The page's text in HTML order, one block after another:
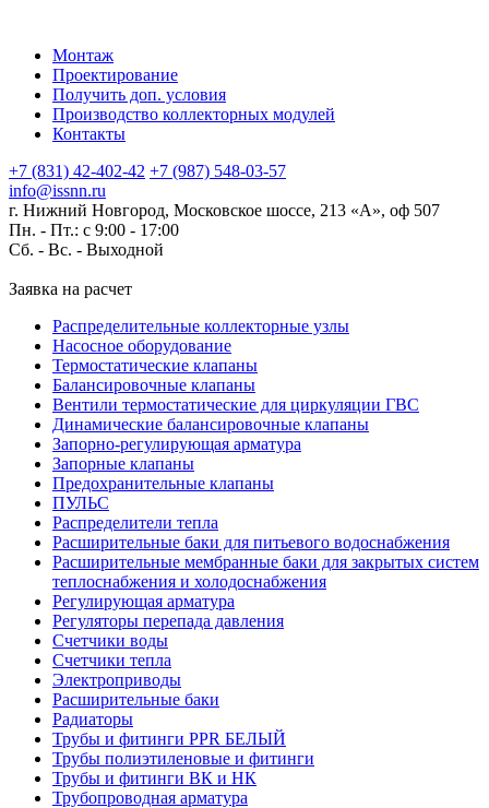
Монтаж
Проектирование
Получить доп. условия
Производство коллекторных модулей
Контакты
+7 (831) 42-402-42 +7 (987) 548-03-57
info@issnn.ru
г. Нижний Новгород, Московское шоссе, 213 «А», оф 507
Пн. - Пт.: с 9:00 - 17:00
Сб. - Вс. - Выходной
Заявка на расчет
Распределительные коллекторные узлы
Насосное оборудование
Термостатические клапаны
Балансировочные клапаны
Вентили термостатические для циркуляции ГВС
Динамические балансировочные клапаны
Запорно-регулирующая арматура
Запорные клапаны
Предохранительные клапаны
ПУЛЬС
Распределители тепла
Расширительные баки для питьевого водоснабжения
Расширительные мембранные баки для закрытых систем
теплоснабжения и холодоснабжения
Регулирующая арматура
Регуляторы перепада давления
Счетчики воды
Счетчики тепла
Электроприводы
Расширительные баки
Радиаторы
Трубы и фитинги PPR БЕЛЫЙ
Трубы полиэтиленовые и фитинги
Трубы и фитинги ВК и НК
Трубопроводная арматура